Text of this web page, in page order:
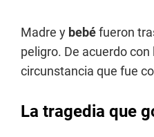
Madre y bebéfueron
peligro. De acuerdo
circunstancia que fue
La tragedia que